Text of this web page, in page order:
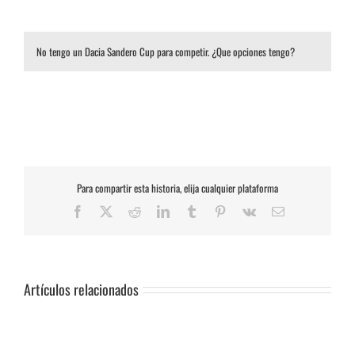
No tengo un Dacia Sandero Cup para competir. ¿Que opciones tengo?
Para compartir esta historia, elija cualquier plataforma
Facebook RedditLinkedInTumblr Pinterest
Vk
Correo
Artículos relacionados